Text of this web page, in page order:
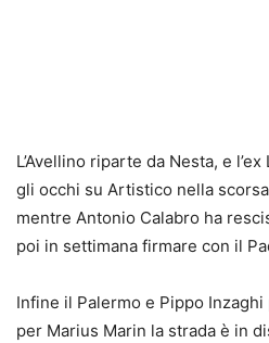
L’Avellino riparte da Nesta, e
gli occhi su Artistico nella
mentre Antonio Calabro ha
poi in settimana firmare con il
Infine il Palermo e Pippo Inzaghi
per Marius Marin la strada è in